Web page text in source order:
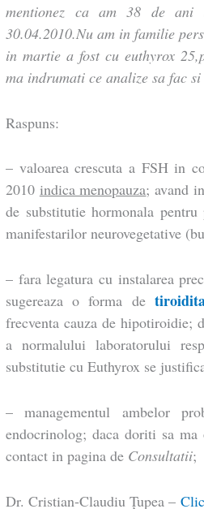
mentionez ca am 38 de
30.04.2010.Nu am in familie
in martie a fost cu euthyrox
ma indrumati ce analize sa fac si
Raspuns:
– valoarea crescuta a FSH in
2010 indica menopauza; avand
de substitutie hormonala
manifestarilor neurovegetative
– fara legatura cu instalarea
sugereaza o forma de
frecventa cauza de hipotiroidie;
a normalului laboratorului
substitutie cu Euthyrox se
– managementul ambelor
endocrinolog; daca doriti sa ma
contact in pagina de Consultatii;
Dr. Cristian-Claudiu Ţupea –